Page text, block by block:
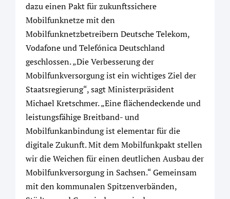
dazu einen Pakt für zukunftssichere
Mobilfunknetze mit den
Mobilfunknetzbetreibern Deutsche Telekom,
Vodafone und Telefónica Deutschland
geschlossen. „Die Verbesserung der
Mobilfunkversorgung ist ein wichtiges Ziel der
Staatsregierung“, sagt Ministerpräsident
Michael Kretschmer. „Eine flächendeckende und
leistungsfähige Breitband- und
Mobilfunkanbindung ist elementar für die
digitale Zukunft. Mit dem Mobilfunkpakt stellen
wir die Weichen für einen deutlichen Ausbau der
Mobilfunkversorgung in Sachsen.“ Gemeinsam
mit den kommunalen Spitzenverbänden,